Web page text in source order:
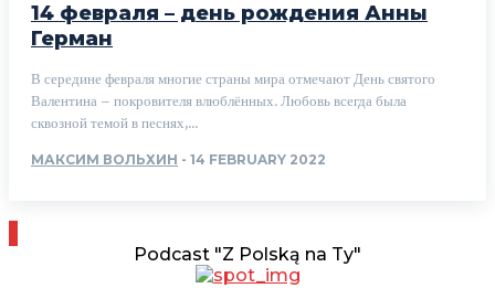
14 февраля – день рождения Анны
Герман
В середине февраля многие страны мира отмечают День святого
Валентина – покровителя влюблённых. Любовь всегда была
сквозной темой в песнях,...
МАКСИМ ВОЛЬХИН - 14 FEBRUARY 2022
Podcast "Z Polską na Ty"